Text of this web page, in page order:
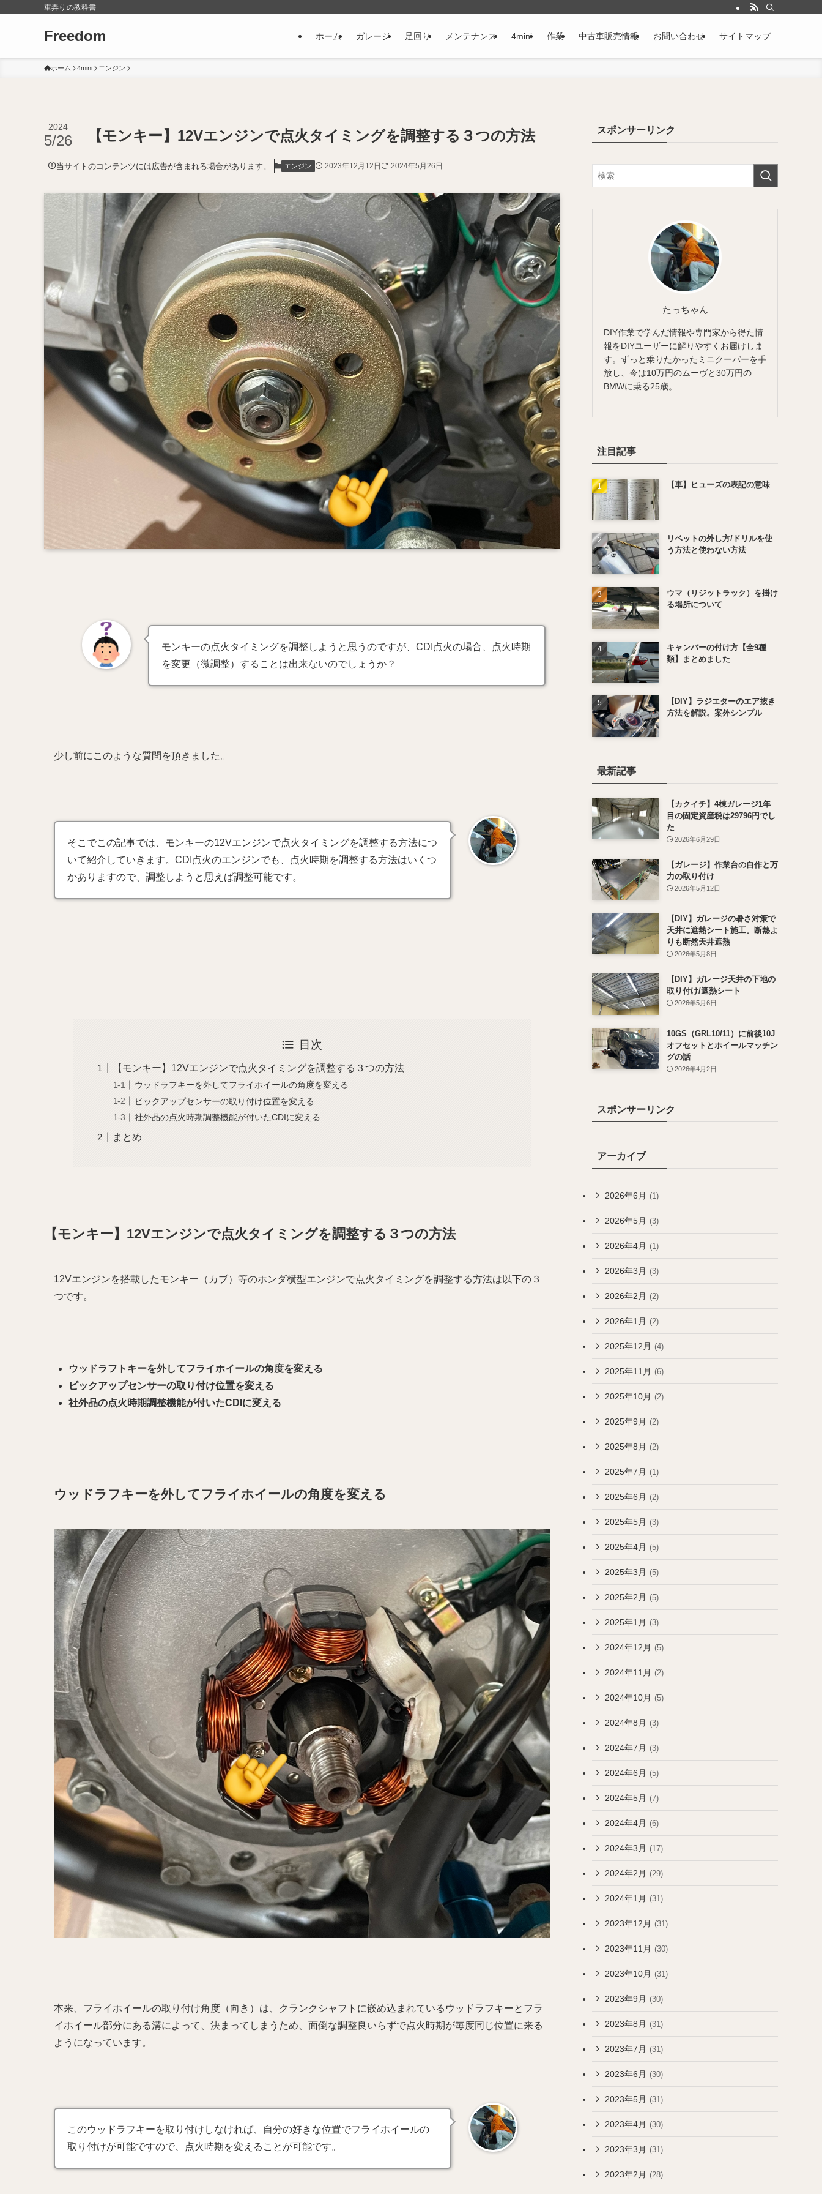
車弄りの教科書
Freedom ホーム ガレージ 足回り メンテナンス 4mini 作業 中古車販売情報 お問い合わせ サイトマップ
ホーム 4mini エンジン
【モンキー】12Vエンジンで点火タイミングを調整する３つの方法
2024
5/26
当サイトのコンテンツには広告が含まれる場合があります。 エンジン 2023年12月12日 2024年5月26日
モンキーの点火タイミングを調整しようと思うのですが、CDI点火の場合、点火時期
を変更（微調整）することは出来ないのでしょうか？
少し前にこのような質問を頂きました。
そこでこの記事では、モンキーの12Vエンジンで点火タイミングを調整する方法につ
いて紹介していきます。CDI点火のエンジンでも、点火時期を調整する方法はいくつ
かありますので、調整しようと思えば調整可能です。
目次
【モンキー】12Vエンジンで点火タイミングを調整する３つの方法
ウッドラフキーを外してフライホイールの角度を変える
ピックアップセンサーの取り付け位置を変える
社外品の点火時期調整機能が付いたCDIに変える
まとめ
【モンキー】12Vエンジンで点火タイミングを調整する３つの方法
12Vエンジンを搭載したモンキー（カブ）等のホンダ横型エンジンで点火タイミングを調整する方法は以下の３
つです。
ウッドラフトキーを外してフライホイールの角度を変える
ピックアップセンサーの取り付け位置を変える
社外品の点火時期調整機能が付いたCDIに変える
ウッドラフキーを外してフライホイールの角度を変える
本来、フライホイールの取り付け角度（向き）は、クランクシャフトに嵌め込まれているウッドラフキーとフラ
イホイール部分にある溝によって、決まってしまうため、面倒な調整良いらずで点火時期が毎度同じ位置に来る
ようになっています。
このウッドラフキーを取り付けしなければ、自分の好きな位置でフライホイールの
取り付けが可能ですので、点火時期を変えることが可能です。
スポンサーリンク
たっちゃん
DIY作業で学んだ情報や専門家から得た情
報をDIYユーザーに解りやすくお届けしま
す。ずっと乗りたかったミニクーパーを手
放し、今は10万円のムーヴと30万円の
BMWに乗る25歳。
注目記事
【車】ヒューズの表記の意味
リベットの外し方/ドリルを使
う方法と使わない方法
ウマ（リジットラック）を掛け
る場所について
キャンバーの付け方【全9種
類】まとめました
【DIY】ラジエターのエア抜き
方法を解説。案外シンプル
最新記事
【カクイチ】4棟ガレージ1年
目の固定資産税は29796円でし
た
2026年6月29日
【ガレージ】作業台の自作と万
力の取り付け
2026年5月12日
【DIY】ガレージの暑さ対策で
天井に遮熱シート施工。断熱よ
りも断然天井遮熱
2026年5月8日
【DIY】ガレージ天井の下地の
取り付け/遮熱シート
2026年5月6日
10GS（GRL10/11）に前後10J
オフセットとホイールマッチン
グの話
2026年4月2日
スポンサーリンク
アーカイブ
2026年6月 (1)
2026年5月 (3)
2026年4月 (1)
2026年3月 (3)
2026年2月 (2)
2026年1月 (2)
2025年12月 (4)
2025年11月 (6)
2025年10月 (2)
2025年9月 (2)
2025年8月 (2)
2025年7月 (1)
2025年6月 (2)
2025年5月 (3)
2025年4月 (5)
2025年3月 (5)
2025年2月 (5)
2025年1月 (3)
2024年12月 (5)
2024年11月 (2)
2024年10月 (5)
2024年8月 (3)
2024年7月 (3)
2024年6月 (5)
2024年5月 (7)
2024年4月 (6)
2024年3月 (17)
2024年2月 (29)
2024年1月 (31)
2023年12月 (31)
2023年11月 (30)
2023年10月 (31)
2023年9月 (30)
2023年8月 (31)
2023年7月 (31)
2023年6月 (30)
2023年5月 (31)
2023年4月 (30)
2023年3月 (31)
2023年2月 (28)